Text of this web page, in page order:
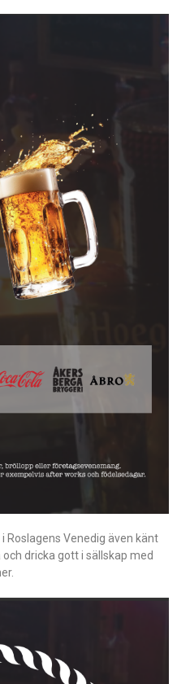
Roslagens Venedig även känt
dricka gott i sällskap med